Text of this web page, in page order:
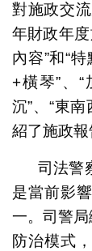
對施政交
年財政年度
內容”和“
+橫琴”、
沉”、“東
紹了施政報
司法警
是當前影
一。司警
防治模式